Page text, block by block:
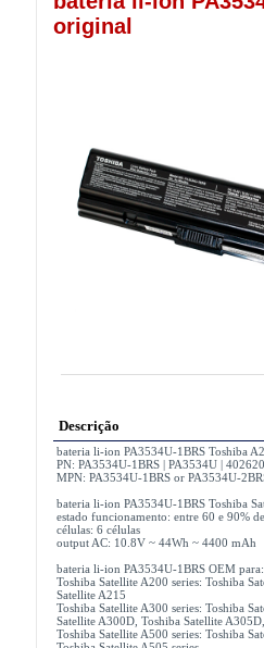
original
Descrição
bateria li-ion PA3534U-1BRS Toshiba
PN: PA3534U-1BRS | PA3534U |
MPN: PA3534U-1BRS or PA3534U-
bateria li-ion PA3534U-1BRS Toshiba
estado funcionamento: entre 60 e 90%
células: 6 células
output AC: 10.8V ~ 44Wh ~ 4400 mAh
bateria li-ion PA3534U-1BRS OEM para:
Toshiba Satellite A200 series: Toshiba
Satellite A215
Toshiba Satellite A300 series: Toshiba
Satellite A300D, Toshiba Satellite
Toshiba Satellite A500 series: Toshiba